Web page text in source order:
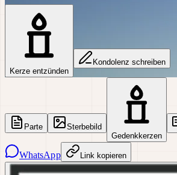
Kerze entzünden
Kondolenz schreiben
Parte
Sterbebild
Gedenkkerzen
WhatsApp Link kopieren